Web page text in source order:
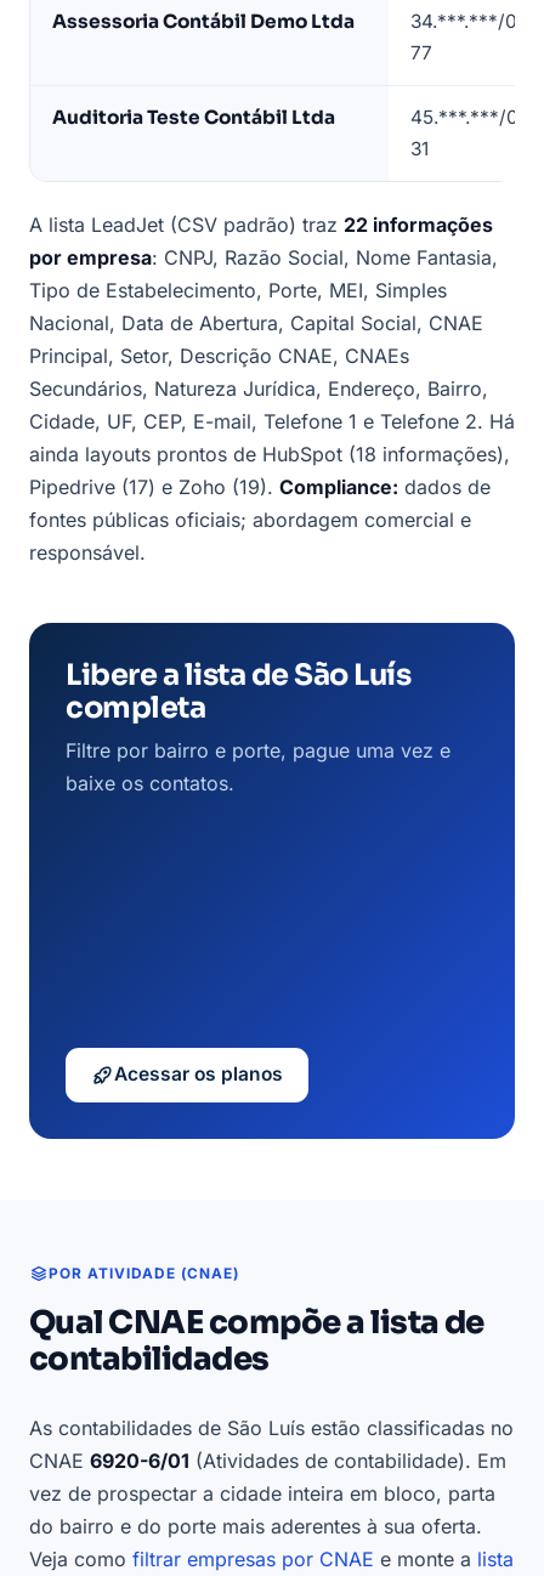
Luís
exemplo)
Assessoria Contábil Demo Ltda
34.***.***/
77
Auditoria Teste Contábil Ltda
45.***.***/
31
A lista LeadJet (CSV padrão) traz 22 informações
por empresa: CNPJ, Razão Social, Nome Fantasia,
Tipo de Estabelecimento, Porte, MEI, Simples
Nacional, Data de Abertura, Capital Social, CNAE
Principal, Setor, Descrição CNAE, CNAEs
Secundários, Natureza Jurídica, Endereço, Bairro,
Cidade, UF, CEP, E-mail, Telefone 1 e Telefone 2. Há
ainda layouts prontos de HubSpot (18 informações),
Pipedrive (17) e Zoho (19). Compliance: dados de
fontes públicas oficiais; abordagem comercial e
responsável.
Libere a lista de São Luís
completa
Filtre por bairro e porte, pague uma vez e
baixe os contatos.
Acessar os planos
POR ATIVIDADE (CNAE)
Qual CNAE compõe a lista de
contabilidades
As contabilidades de São Luís estão classificadas no
CNAE 6920-6/01 (Atividades de contabilidade). Em
vez de prospectar a cidade inteira em bloco, parta
do bairro e do porte mais aderentes à sua oferta.
Veja como filtrar empresas por CNAE e monte a lista